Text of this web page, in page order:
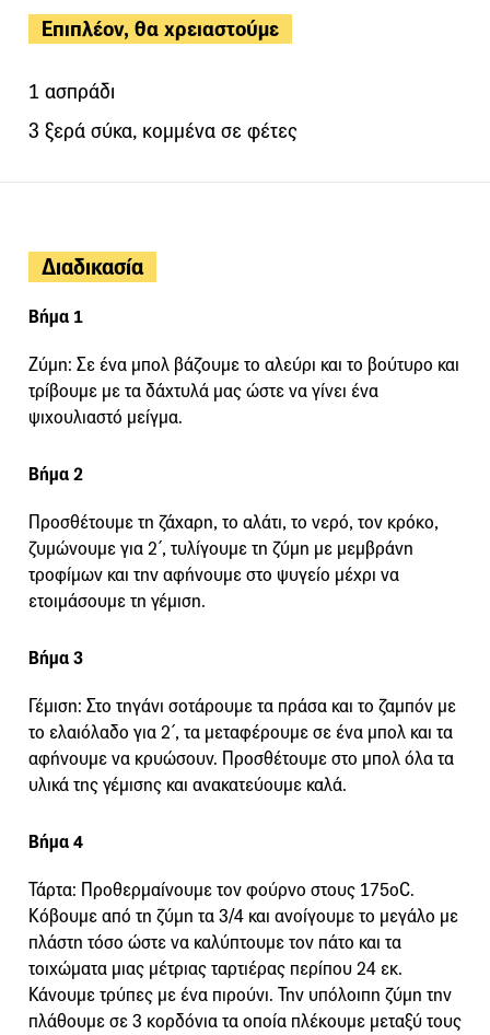
Επιπλέον, θα χρειαστούμε
1 ασπράδι
3 ξερά σύκα, κομμένα σε φέτες
Διαδικασία
Βήμα 1
Ζύμη: Σε ένα μπολ βάζουμε το αλεύρι και το βούτυρο και
τρίβουμε με τα δάχτυλά μας ώστε να γίνει ένα
ψιχουλιαστό μείγμα.
Βήμα 2
Προσθέτουμε τη ζάχαρη, το αλάτι, το νερό, τον κρόκο,
ζυμώνουμε για 2΄, τυλίγουμε τη ζύμη με μεμβράνη
τροφίμων και την αφήνουμε στο ψυγείο μέχρι να
ετοιμάσουμε τη γέμιση.
Βήμα 3
Γέμιση: Στο τηγάνι σοτάρουμε τα πράσα και το ζαμπόν με
το ελαιόλαδο για 2΄, τα μεταφέρουμε σε ένα μπολ και τα
αφήνουμε να κρυώσουν. Προσθέτουμε στο μπολ όλα τα
υλικά της γέμισης και ανακατεύουμε καλά.
Βήμα 4
Τάρτα: Προθερμαίνουμε τον φούρνο στους 175οC.
Κόβουμε από τη ζύμη τα 3/4 και ανοίγουμε το μεγάλο με
πλάστη τόσο ώστε να καλύπτουμε τον πάτο και τα
τοιχώματα μιας μέτριας ταρτιέρας περίπου 24 εκ.
Κάνουμε τρύπες με ένα πιρούνι. Την υπόλοιπη ζύμη την
πλάθουμε σε 3 κορδόνια τα οποία πλέκουμε μεταξύ τους